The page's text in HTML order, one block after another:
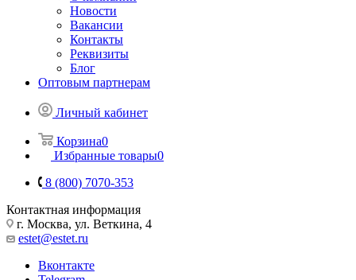
Новости
Вакансии
Контакты
Реквизиты
Блог
Оптовым партнерам
Личный кабинет
Корзина0
Избранные товары0
8 (800) 7070-353
Контактная информация
г. Москва, ул. Веткина, 4
estet@estet.ru
Вконтакте